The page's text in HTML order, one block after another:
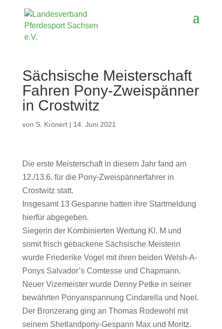
Sächsische Meisterschaft
Fahren Pony-Zweispänner
in Crostwitz
von S. Krönert| 14. Juni 2021
Die erste Meisterschaft in diesem Jahr fand am
12./13.6. für die Pony-Zweispännerfahrer in
Crostwitz statt.
Insgesamt 13 Gespanne hatten ihre Startmeldung
hierfür abgegeben.
Siegerin der Kombinierten Wertung Kl. M und
somit frisch gebackene Sächsische Meisterin
wurde Friederike Vogel mit ihren beiden Welsh-A-
Ponys Salvador’s Comtesse und Chapmann.
Neuer Vizemeister wurde Denny Petke in seiner
bewährten Ponyanspannung Cindarella und Noel.
Der Bronzerang ging an Thomas Rodewohl mit
seinem Shetlandpony-Gespann Max und Moritz.